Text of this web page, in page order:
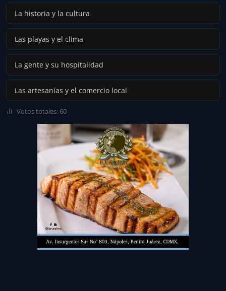
La historia y la cultura
Las playas y el clima
La gente y su hospitalidad
Las artesanías y el comercio local
Votos totales: 60